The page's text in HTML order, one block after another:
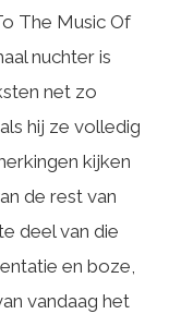
The Music Of
nuchter is
net zo
hij ze volledig
kijken
de rest van
deel van die
en boze,
vandaag het